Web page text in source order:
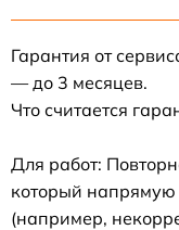
Гарантия от
— до 3 месяцев.
Что считается
Для работ:
который напрямую
(например,